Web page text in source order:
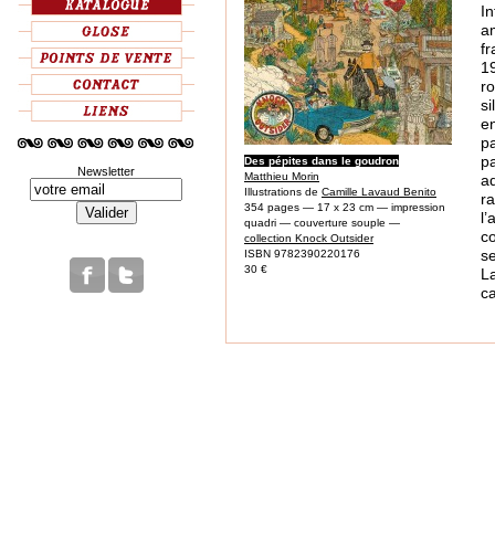
Newsletter
Des pépites dans le goudron
Matthieu Morin
Illustrations de Camille Lavaud Benito
354 pages — 17 x 23 cm — impression
quadri — couverture souple —
collection Knock Outsider
ISBN 9782390220176
30 €